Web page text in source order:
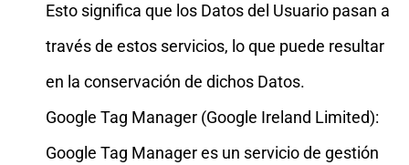
Esto significa que los Datos del Usuario pasan a
través de estos servicios, lo que puede resultar
en la conservación de dichos Datos.
Google Tag Manager (Google Ireland Limited):
Google Tag Manager es un servicio de gestión